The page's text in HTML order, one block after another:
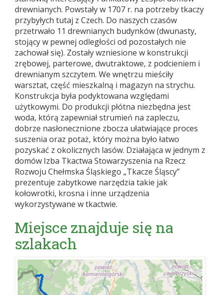
drewnianych. Powstały w 1707 r. na potrzeby tkaczy
przybyłych tutaj z Czech. Do naszych czasów
przetrwało 11 drewnianych budynków (dwunasty,
stojący w pewnej odległości od pozostałych nie
zachował się). Zostały wzniesione w konstrukcji
zrębowej, parterowe, dwutraktowe, z podcieniem i
drewnianym szczytem. We wnętrzu mieściły
warsztat, część mieszkalną i magazyn na strychu.
Konstrukcja była podyktowana względami
użytkowymi. Do produkcji płótna niezbędna jest
woda, którą zapewniał strumień na zapleczu,
dobrze nasłonecznione zbocza ułatwiające proces
suszenia oraz potaż, który można było łatwo
pozyskać z okolicznych lasów. Działająca w jednym z
domów Izba Tkactwa Stowarzyszenia na Rzecz
Rozwoju Chełmska Śląskiego „Tkacze Śląscy”
prezentuje zabytkowe narzędzia takie jak
kołowrotki, krosna i inne urządzenia
wykorzystywane w tkactwie.
Miejsce znajduje się na
szlakach